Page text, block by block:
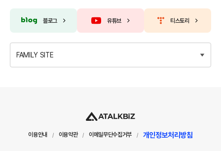
블로그 유튜브 티스토리
FAMILY SITE
이용안내 / 이용약관 / 이메일무단수집거부 / 개인정보처리방침